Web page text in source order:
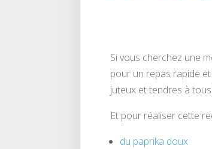
Si vous cherchez une
pour un repas rapide
juteux et tendres à
Et pour réaliser cette
du paprika doux